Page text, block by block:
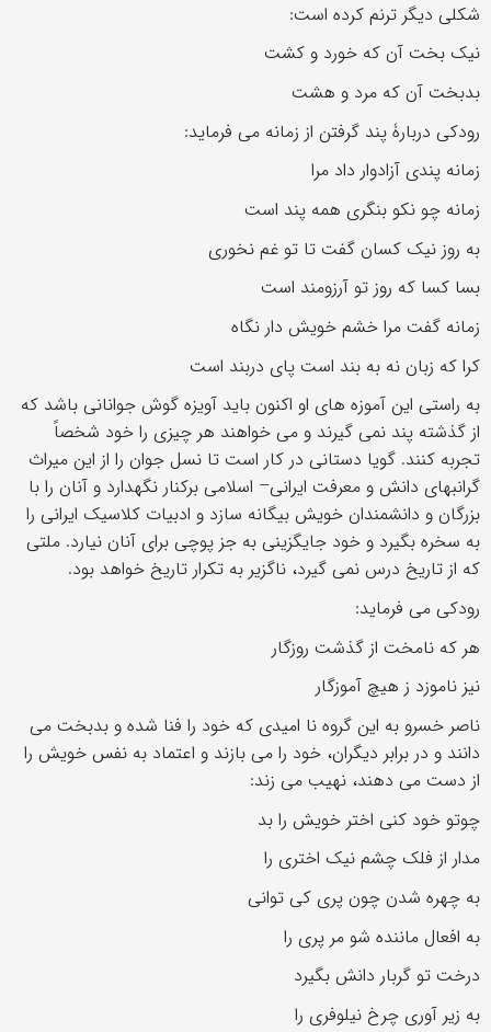
شکلی دیگر ترنم کرده است:
نیک بخت آن که خورد و کشت
بدبخت آن که مرد و هشت
رودکی دربارۀ پند گرفتن از زمانه می فرماید:
زمانه پندی آزادوار داد مرا
زمانه چو نکو بنگری همه پند است
به روز نیک کسان گفت تا تو غم نخوری
بسا کسا که روز تو آرزومند است
زمانه گفت مرا خشم خویش دار نگاه
کرا که زبان نه به بند است پای دربند است
به راستی این آموزه های او اکنون باید آویزه گوش جوانانی باشد که
از گذشته پند نمی گیرند و می خواهند هر چیزی را خود شخصاً
تجربه کنند. گویا دستانی در کار است تا نسل جوان را از این میراث
گرانبهای دانش و معرفت ایرانی– اسلامی برکنار نگهدارد و آنان را با
بزرگان و دانشمندان خویش بیگانه سازد و ادبیات کلاسیک ایرانی را
به سخره بگیرد و خود جایگزینی به جز پوچی برای آنان نیارد. ملتی
که از تاریخ درس نمی گیرد، ناگزیر به تکرار تاریخ خواهد بود.
رودکی می فرماید:
هر که نامخت از گذشت روزگار
نیز ناموزد ز هیچ آموزگار
ناصر خسرو به این گروه نا امیدی که خود را فنا شده و بدبخت می
دانند و در برابر دیگران، خود را می بازند و اعتماد به نفس خویش را
از دست می دهند، نهیب می زند:
چوتو خود کنی اختر خویش را بد
مدار از فلک چشم نیک اختری را
به چهره شدن چون پری کی توانی
به افعال ماننده شو مر پری را
درخت تو گربار دانش بگیرد
به زیر آوری چرخ نیلوفری را